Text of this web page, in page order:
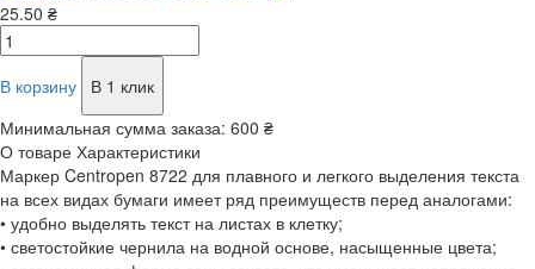
25.50 ₴
В корзину
В 1 клик
Минимальная сумма заказа: 600 ₴
О товаре Характеристики
Маркер Centropen 8722 для плавного и легкого выделения текста
на всех видах бумаги имеет ряд преимуществ перед аналогами:
• удобно выделять текст на листах в клетку;
• светостойкие чернила на водной основе, насыщенные цвета;